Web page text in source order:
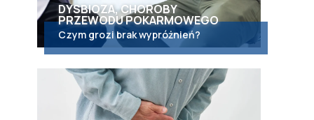
DYSBIOZA, CHOROBY
PRZEWODU POKARMOWEGO
Czym grozi brak wypróżnień?